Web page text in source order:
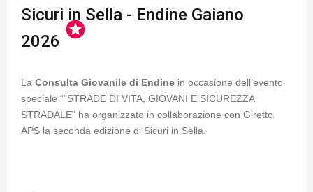
Sicuri in Sella - Endine Gaiano
2026
stars
La Consulta Giovanile di Endine in occasione dell’evento
speciale “"STRADE DI VITA, GIOVANI E SICUREZZA
STRADALE" ha organizzato in collaborazione con Giretto
APS la seconda edizione di Sicuri in Sella.